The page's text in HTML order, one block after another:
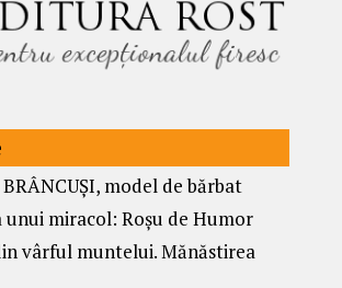
model de bărbat
miracol: Roșu de Humor
vârful muntelui. Mănăstirea